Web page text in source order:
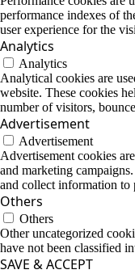
performance indexes of
user experience for the
Analytics
Analytics
Analytical cookies are
website. These cookies
number of visitors,
Advertisement
Advertisement
Advertisement cookies
and marketing
and collect information to
Others
Others
Other uncategorized
have not been classified
SAVE & ACCEPT